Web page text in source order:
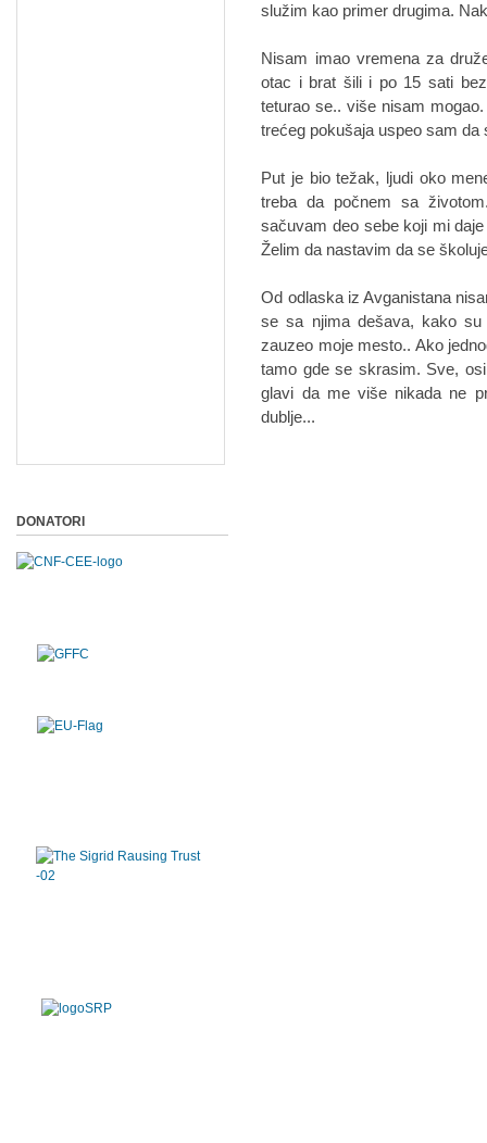
služim kao primer drugima.
Nisam imao vremena za
otac i brat šili i po 15 sati
teturao se.. više nisam
trećeg pokušaja uspeo sam da
Put je bio težak, ljudi oko
treba da počnem sa
sačuvam deo sebe koji mi
Želim da nastavim da se
Od odlaska iz Avganistana
se sa njima dešava, kako
zauzeo moje mesto.. Ako
tamo gde se skrasim. Sve,
glavi da me više nikada ne
dublje...
DONATORI